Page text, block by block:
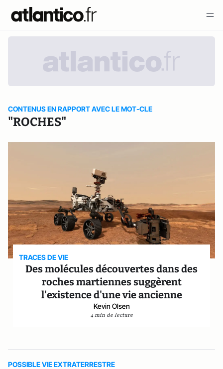
CONTENUS EN RAPPORT AVEC LE MOT-CLE
"ROCHES"
TRACES DE VIE
Des molécules découvertes dans des
roches martiennes suggèrent
l'existence d'une vie ancienne
Kevin Olsen
4 min de lecture
POSSIBLE VIE EXTRATERRESTRE